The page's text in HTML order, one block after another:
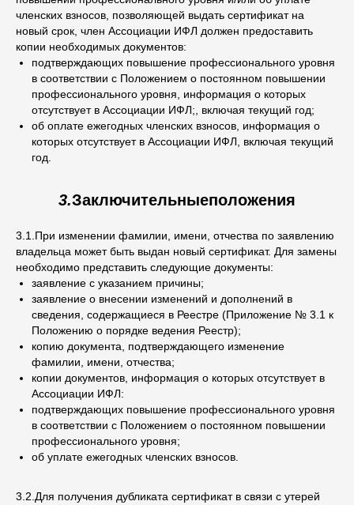
членских взносов, позволяющей выдать сертификат на
новый срок, член Ассоциации ИФЛ должен предоставить
копии необходимых документов:
подтверждающих повышение профессионального уровня
в соответствии с Положением о постоянном повышении
профессионального уровня, информация о которых
отсутствует в Ассоциации ИФЛ;, включая текущий год;
об оплате ежегодных членских взносов, информация о
которых отсутствует в Ассоциации ИФЛ, включая текущий
год.
3.Заключительныеположения
3.1.При изменении фамилии, имени, отчества по заявлению
владельца может быть выдан новый сертификат. Для замены
необходимо представить следующие документы:
заявление с указанием причины;
заявление о внесении изменений и дополнений в
сведения, содержащиеся в Реестре (Приложение № 3.1 к
Положению о порядке ведения Реестр);
копию документа, подтверждающего изменение
фамилии, имени, отчества;
копии документов, информация о которых отсутствует в
Ассоциации ИФЛ:
подтверждающих повышение профессионального уровня
в соответствии с Положением о постоянном повышении
профессионального уровня;
об уплате ежегодных членских взносов.
3.2.Для получения дубликата сертификат в связи с утерей